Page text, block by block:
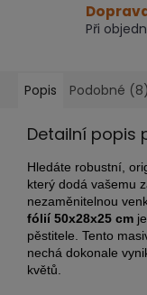
Při
Popis Podobné (8)
Detailní popis
Hledáte robustní,
který dodá vašemu
nezaměnitelnou
fólií 50x28x25 cm
pěstitele. Tento
nechá dokonale
květů.